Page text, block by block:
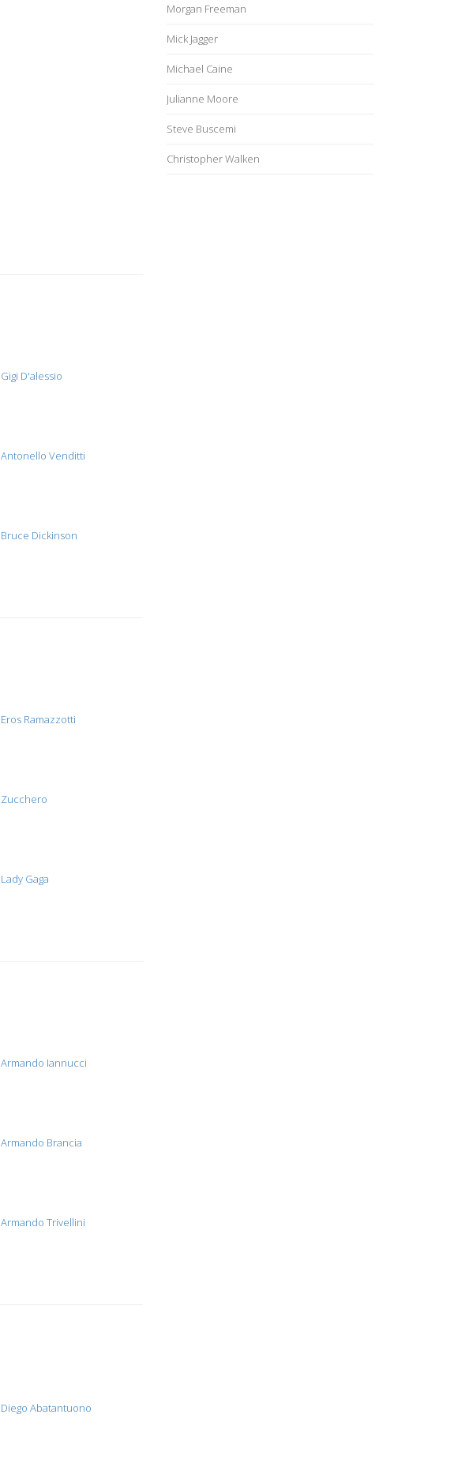
Gigi D'alessio
Antonello Venditti
Bruce Dickinson
Eros Ramazzotti
Zucchero
Lady Gaga
Armando Iannucci
Armando Brancia
Armando Trivellini
Diego Abatantuono
Morgan Freeman
Mick Jagger
Michael Caine
Julianne Moore
Steve Buscemi
Christopher Walken